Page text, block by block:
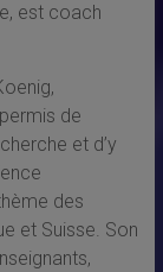
est coach
de
et d’y
des
et Suisse. Son